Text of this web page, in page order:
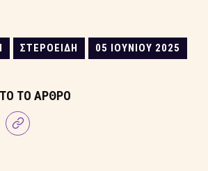
ΣΤΕΡΟΕΙΔΉ 05 ΙΟΥΝΊΟΥ 2025
ΤΟ ΆΡΘΡΟ